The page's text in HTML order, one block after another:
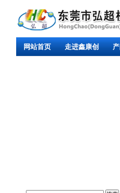
网站首页 走进鑫康创